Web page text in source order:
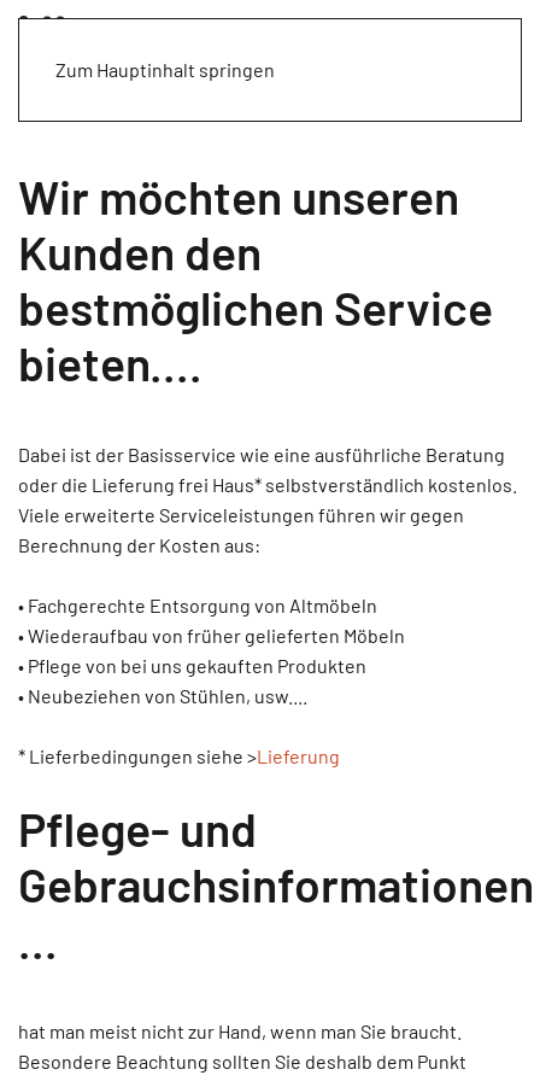
Zum Hauptinhalt springen
Wir möchten unseren
Kunden den
bestmöglichen Service
bieten....
Dabei ist der Basisservice wie eine ausführliche Beratung
oder die Lieferung frei Haus* selbstverständlich kostenlos.
Viele erweiterte Serviceleistungen führen wir gegen
Berechnung der Kosten aus:
• Fachgerechte Entsorgung von Altmöbeln
• Wiederaufbau von früher gelieferten Möbeln
• Pflege von bei uns gekauften Produkten
• Neubeziehen von Stühlen, usw....
* Lieferbedingungen siehe >Lieferung
Pflege- und
Gebrauchsinformationen
...
hat man meist nicht zur Hand, wenn man Sie braucht.
Besondere Beachtung sollten Sie deshalb dem Punkt